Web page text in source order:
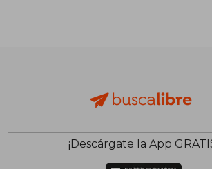
¡Descárgate la App